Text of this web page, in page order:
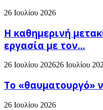
26 Ιουλίου 2026
H καθημερινή
εργασία με τον...
26 Ιουλίου 202626 Ιουλίου
Το «θαυματουργό»
26 Ιουλίου 2026